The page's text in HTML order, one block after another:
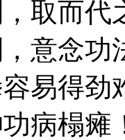
取而
意念
易得劲
病榻瘫